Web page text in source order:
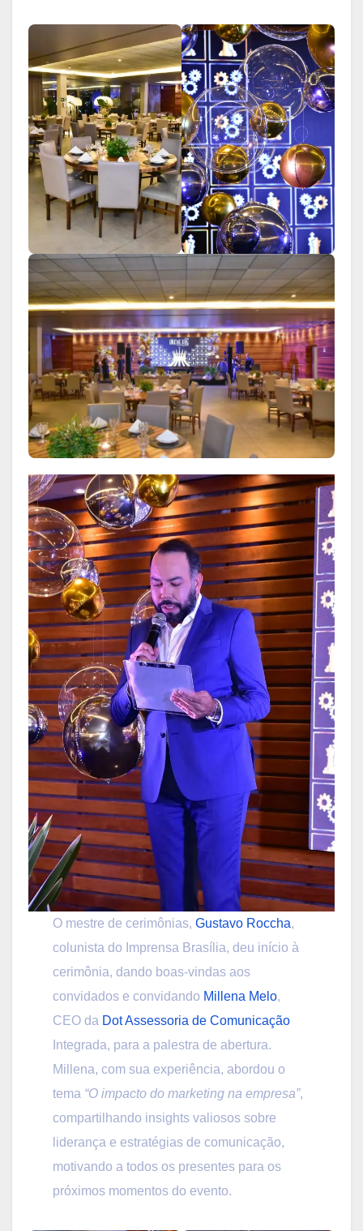
O mestre de cerimônias,Gustavo Roccha,
colunista do Imprensa Brasília, deu início à
cerimônia, dando boas-vindas aos
convidados e convidando Millena Melo,
CEO da Dot Assessoria de Comunicação
Integrada, para a palestra de abertura.
Millena, com sua experiência, abordou o
tema “O impacto do marketing na empresa”,
compartilhando insights valiosos sobre
liderança e estratégias de comunicação,
motivando a todos os presentes para os
próximos momentos do evento.